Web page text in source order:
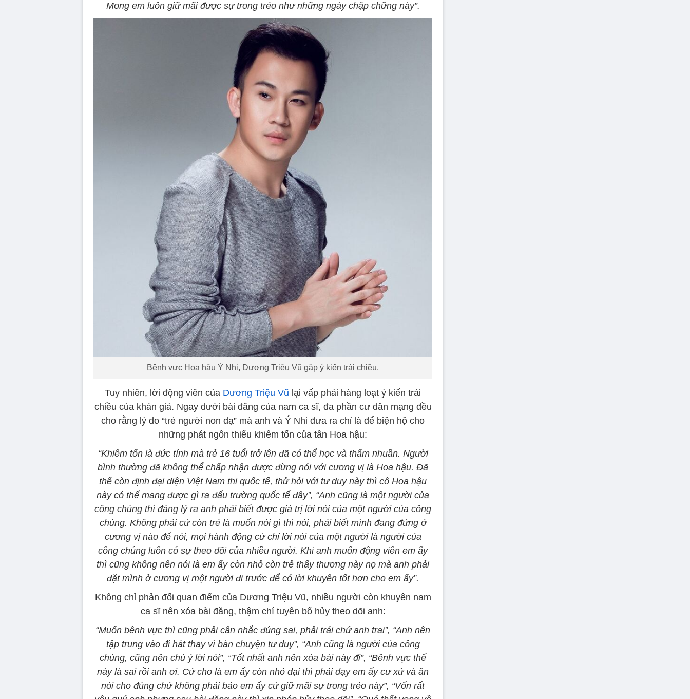
Mong em luôn giữ mãi được sự trong trẻo như những ngày chập chững này”.
Bênh vực Hoa hậu Ý Nhi, Dương Triệu Vũ gặp ý kiến trái chiều.
Tuy nhiên, lời động viên của Dương Triệu Vũ lại vấp phải hàng loạt ý kiến trái
chiều của khán giả. Ngay dưới bài đăng của nam ca sĩ, đa phần cư dân mạng đều
cho rằng lý do “trẻ người non dạ” mà anh và Ý Nhi đưa ra chỉ là để biện hộ cho
những phát ngôn thiếu khiêm tốn của tân Hoa hậu:
“Khiêm tốn là đức tính mà trẻ 16 tuổi trở lên đã có thể học và thấm nhuần. Người
bình thường đã không thể chấp nhận được đừng nói với cương vị là Hoa hậu. Đã
thế còn định đại diện Việt Nam thi quốc tế, thử hỏi với tư duy này thì cô Hoa hậu
này có thể mang được gì ra đấu trường quốc tế đây”, “Anh cũng là một người của
công chúng thì đáng lý ra anh phải biết được giá trị lời nói của một người của công
chúng. Không phải cứ còn trẻ là muốn nói gì thì nói, phải biết mình đang đứng ở
cương vị nào để nói, mọi hành động cử chỉ lời nói của một người là người của
công chúng luôn có sự theo dõi của nhiều người. Khi anh muốn động viên em ấy
thì cũng không nên nói là em ấy còn nhỏ còn trẻ thấy thương này nọ mà anh phải
đặt mình ở cương vị một người đi trước để có lời khuyên tốt hơn cho em ấy”.
Không chỉ phản đối quan điểm của Dương Triệu Vũ, nhiều người còn khuyên nam
ca sĩ nên xóa bài đăng, thậm chí tuyên bố hủy theo dõi anh:
“Muốn bênh vực thì cũng phải cân nhắc đúng sai, phải trái chứ anh trai”, “Anh nên
tập trung vào đi hát thay vì bàn chuyện tư duy”, “Anh cũng là người của công
chúng, cũng nên chú ý lời nói”, “Tốt nhất anh nên xóa bài này đi”, “Bênh vực thế
này là sai rồi anh ơi. Cứ cho là em ấy còn nhỏ dại thì phải dạy em ấy cư xử và ăn
nói cho đúng chứ không phải bảo em ấy cứ giữ mãi sự trong trẻo này”, “Vốn rất